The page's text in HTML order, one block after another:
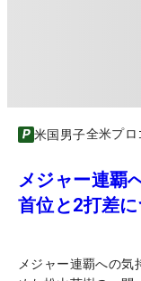
米国男子全米プロ
メジャー連覇
首位と2打差
メジャー連覇への